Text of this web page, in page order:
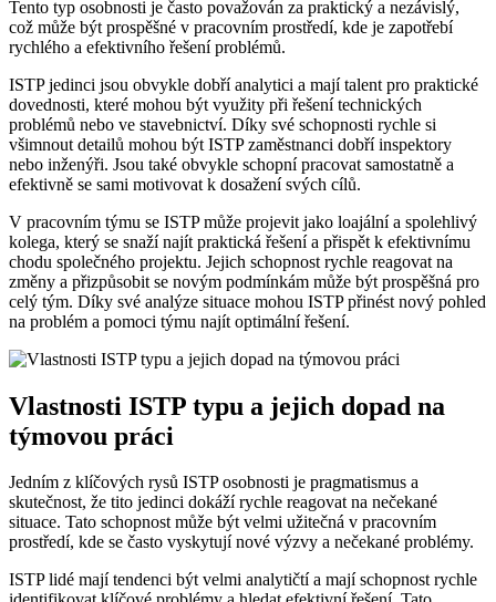
Tento typ osobnosti je často považován za praktický a nezávislý,
což může být prospěšné v pracovním prostředí, kde je zapotřebí
rychlého a efektivního řešení problémů.
ISTP jedinci jsou obvykle dobří analytici a mají talent pro praktické
dovednosti, které mohou být využity při řešení technických
problémů nebo ve stavebnictví. Díky své schopnosti rychle si
všimnout detailů mohou být ISTP zaměstnanci dobří inspektory
nebo inženýři. Jsou také obvykle schopní pracovat samostatně a
efektivně se sami motivovat k dosažení svých cílů.
V pracovním týmu se ISTP může projevit jako loajální a spolehlivý
kolega, který se snaží najít praktická řešení a přispět k efektivnímu
chodu společného projektu. Jejich schopnost rychle reagovat na
změny a přizpůsobit se novým podmínkám může být prospěšná pro
celý tým. Díky své analýze situace mohou ISTP přinést nový pohled
na problém a pomoci týmu najít optimální řešení.
Vlastnosti ISTP typu a jejich dopad na
týmovou práci
Jedním z klíčových rysů ISTP osobnosti je pragmatismus a
skutečnost, že tito jedinci dokáží rychle reagovat na nečekané
situace. Tato schopnost může být velmi užitečná v pracovním
prostředí, kde se často vyskytují nové výzvy a nečekané problémy.
ISTP lidé mají tendenci být velmi analytičtí a mají schopnost rychle